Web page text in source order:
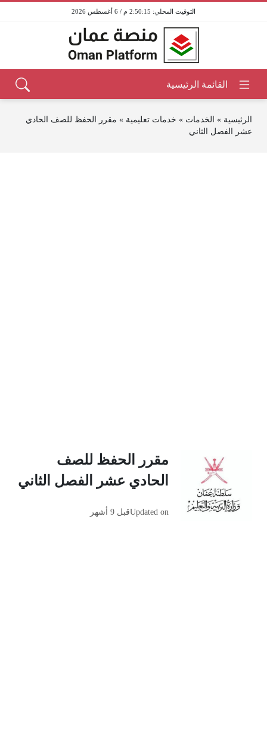
2:50:15 م / 6 أغسطس 2026
الرئيسية » الخدمات » خدمات تعليمية » مقرر الحفظ للصف الحادي
عشر الفصل الثاني
مقرر الحفظ للصف
الحادي عشر الفصل الثاني
Updated onقبل 9 أشهر